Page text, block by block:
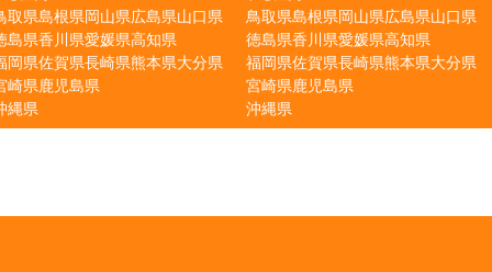
取県島根県岡山県広島県山口県
島県香川県愛媛県高知県
岡県佐賀県長崎県熊本県大分県
崎県鹿児島県
縄県
鳥取県島根県岡山県広島県山口県
徳島県香川県愛媛県高知県
福岡県佐賀県長崎県熊本県大分県
宮崎県鹿児島県
沖縄県